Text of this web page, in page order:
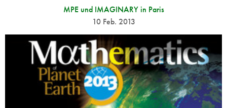
MPE und IMAGINARY in Paris
10 Feb. 2013